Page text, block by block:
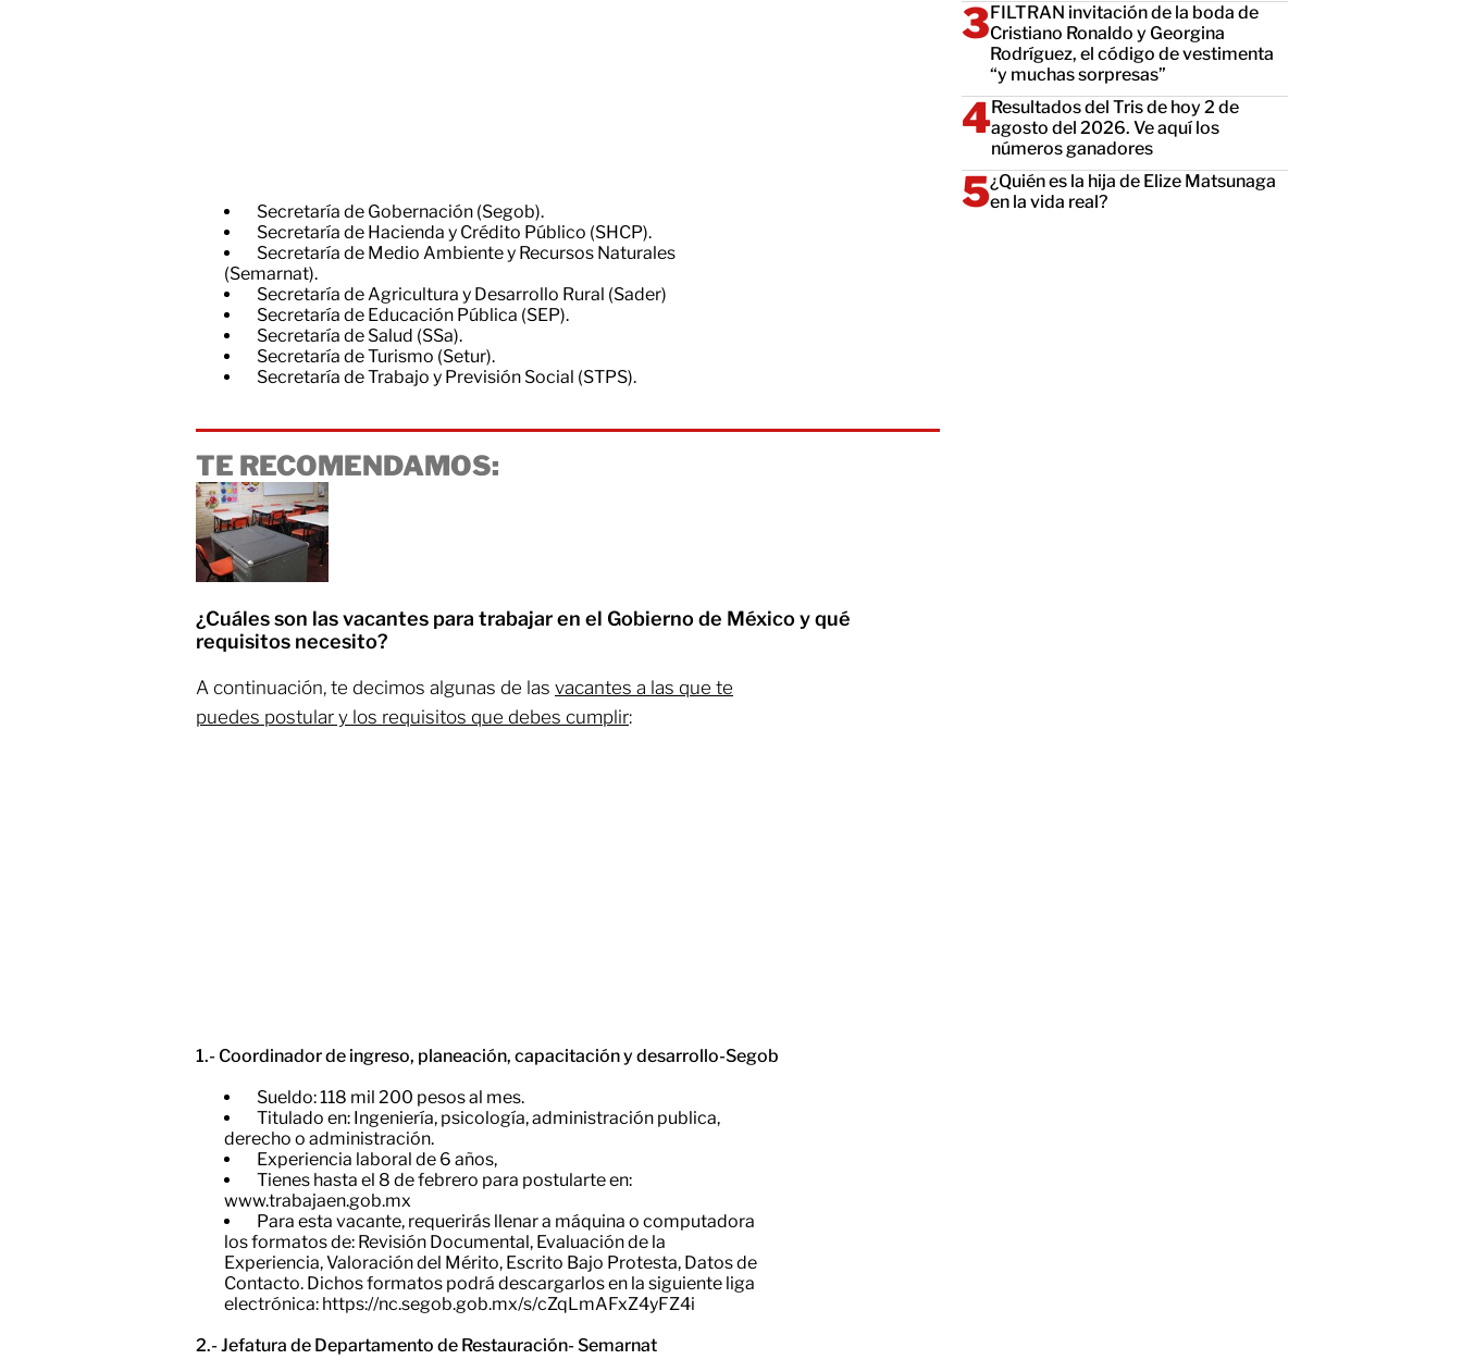
Secretaría de Gobernación (Segob).
Secretaría de Hacienda y Crédito Público (SHCP).
Secretaría de Medio Ambiente y Recursos Naturales
(Semarnat).
Secretaría de Agricultura y Desarrollo Rural (Sader)
Secretaría de Educación Pública (SEP).
Secretaría de Salud (SSa).
Secretaría de Turismo (Setur).
Secretaría de Trabajo y Previsión Social (STPS).
TE RECOMENDAMOS:
¿Cuáles son las vacantes para trabajar en el Gobierno de México y qué
requisitos necesito?
A continuación, te decimos algunas de las vacantes a las que te
puedes postular y los requisitos que debes cumplir:
1.- Coordinador de ingreso, planeación, capacitación y desarrollo-Segob
Sueldo: 118 mil 200 pesos al mes.
Titulado en: Ingeniería, psicología, administración publica,
derecho o administración.
Experiencia laboral de 6 años,
Tienes hasta el 8 de febrero para postularte en:
www.trabajaen.gob.mx
Para esta vacante, requerirás llenar a máquina o computadora
los formatos de: Revisión Documental, Evaluación de la
Experiencia, Valoración del Mérito, Escrito Bajo Protesta, Datos de
Contacto. Dichos formatos podrá descargarlos en la siguiente liga
electrónica: https://nc.segob.gob.mx/s/cZqLmAFxZ4yFZ4i
2.- Jefatura de Departamento de Restauración- Semarnat
FILTRAN invitación de la boda de
Cristiano Ronaldo y Georgina
Rodríguez, el código de vestimenta
“y muchas sorpresas”
Resultados del Tris de hoy 2 de
agosto del 2026. Ve aquí los
números ganadores
¿Quién es la hija de Elize Matsunaga
en la vida real?